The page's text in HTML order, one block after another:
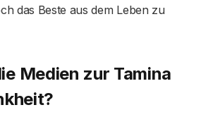
das Beste aus dem Leben zu
Medien zur Tamina